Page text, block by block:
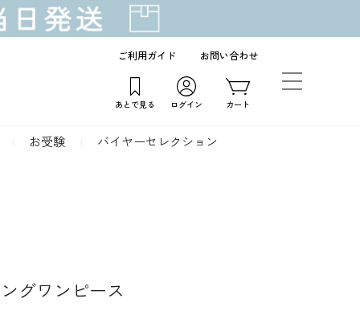
ご利用ガイド お問い合わせ
あとで見る ログイン カート
お受験 バイヤーセレクション
グワンピース